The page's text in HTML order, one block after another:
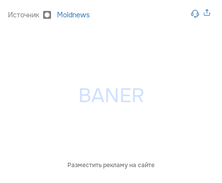
Источник Moldnews
Разместить рекламу на сайте